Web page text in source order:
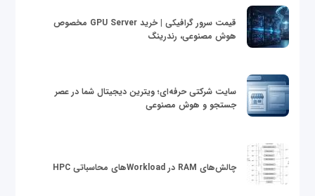
قیمت سرور گرافیکی | خرید GPU Server مخصوص
هوش مصنوعی، رندرینگ
سایت شرکتی حرفه‌ای؛ ویترین دیجیتال شما در عصر
جستجو و هوش مصنوعی
چالش‌های RAM در Workloadهای محاسباتی HPC